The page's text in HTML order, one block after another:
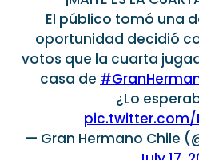
El público tomó una
oportunidad decidió
votos que la cuarta
casa de
¿Lo
pic.twitter.com/
— Gran Hermano Chile